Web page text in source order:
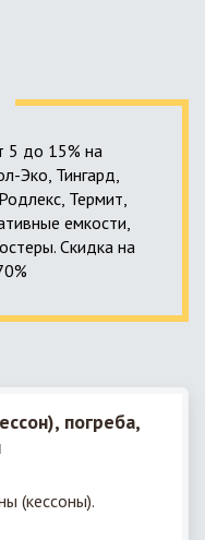
в
5 до 15% на
Эко, Тингард,
Термит,
емкости,
Скидка на
погреба,
(кессоны).